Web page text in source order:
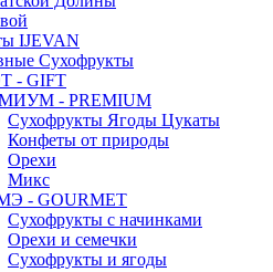
IJEVAN
Сухофрукты
- GIFT
- PREMIUM
Сухофрукты Ягоды Цукаты
Конфеты от природы
Орехи
Микс
- GOURMET
Сухофрукты с начинками
Орехи и семечки
Сухофрукты и ягоды